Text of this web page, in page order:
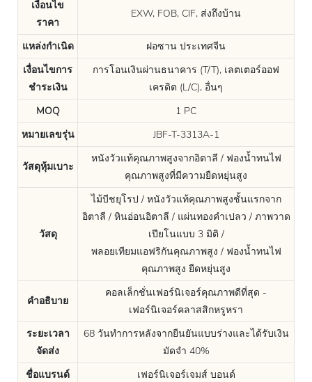
เงื่อนไข
ราคา
EXW, FOB, CIF, ส่งถึงบ้าน
แหล่งกำเนิด
ฝอซาน ประเทศจีน
เงื่อนไขการ
ชำระเงิน
การโอนเงินผ่านธนาคาร (T/T), เลตเตอร์ออฟ
เครดิต (L/C), อื่นๆ
MOQ
1 PC
หมายเลขรุ่น
JBF-T-3313A-1
วัสดุหุ้มเบาะ
หนังวัวแท้คุณภาพสูงจากอิตาลี / ฟองน้ำทนไฟ
คุณภาพสูงที่มีความยืดหยุ่นสูง
วัสดุ
ไม้บีชยุโรป / หนังวัวแท้คุณภาพสูงชั้นแรกจาก
อิตาลี / หินอ่อนอิตาลี / แผ่นทองคำเปลว / ภาพวาด
เปียโนแบบ 3 มิติ /
พลอยเทียมแอฟริกันคุณภาพสูง / ฟองน้ำทนไฟ
คุณภาพสูง ยืดหยุ่นสูง
คำอธิบาย
คอลเล็กชั่นเฟอร์นิเจอร์คุณภาพดีที่สุด -
เฟอร์นิเจอร์คลาสสิกหรูหรา
ระยะเวลา
จัดส่ง
68 วันทำการหลังจากยืนยันแบบร่างและได้รับเงิน
มัดจำ 40%
ชื่อแบรนด์
เฟอร์นิเจอร์เจมส์ บอนด์